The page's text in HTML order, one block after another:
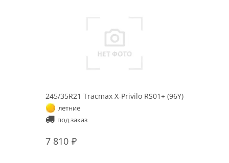
245/35R21 Tracmax X-Privilo RS01+ (96Y)
летние
под заказ
7 810